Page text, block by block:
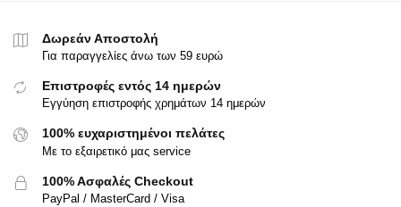
Δωρεάν Αποστολή
Για παραγγελίες άνω των 59 ευρώ
Επιστροφές εντός 14 ημερών
Εγγύηση επιστροφής χρημάτων 14 ημερών
100% ευχαριστημένοι πελάτες
Με το εξαιρετικό μας service
100% Ασφαλές Checkout
PayPal / MasterCard / Visa